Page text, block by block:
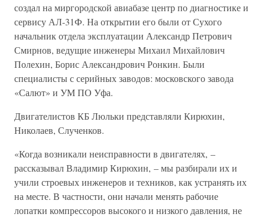
создал на миргородской авиабазе центр по диагностике и
сервису АЛ-31Ф. На открытии его были от Сухого
начальник отдела эксплуатации Александр Петрович
Смирнов, ведущие инженеры Михаил Михайлович
Полехин, Борис Александрович Ронкин. Были
специалисты с серийных заводов: московского завода
«Салют» и УМ ПО Уфа.
Двигателистов КБ Люльки представляли Кирюхин,
Николаев, Слученков.
«Когда возникали неисправности в двигателях, –
рассказывал Владимир Кирюхин, – мы разбирали их и
учили строевых инженеров и техников, как устранять их
на месте. В частности, они начали менять рабочие
лопатки компрессоров высокого и низкого давления, не